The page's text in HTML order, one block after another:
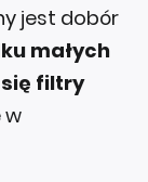
jest dobór
małych
filtry
w